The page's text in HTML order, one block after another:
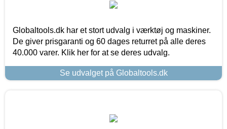
Globaltools.dk har et stort udvalg i værktøj og maskiner.
De giver prisgaranti og 60 dages returret på alle deres
40.000 varer. Klik her for at se deres udvalg.
Se udvalget på Globaltools.dk